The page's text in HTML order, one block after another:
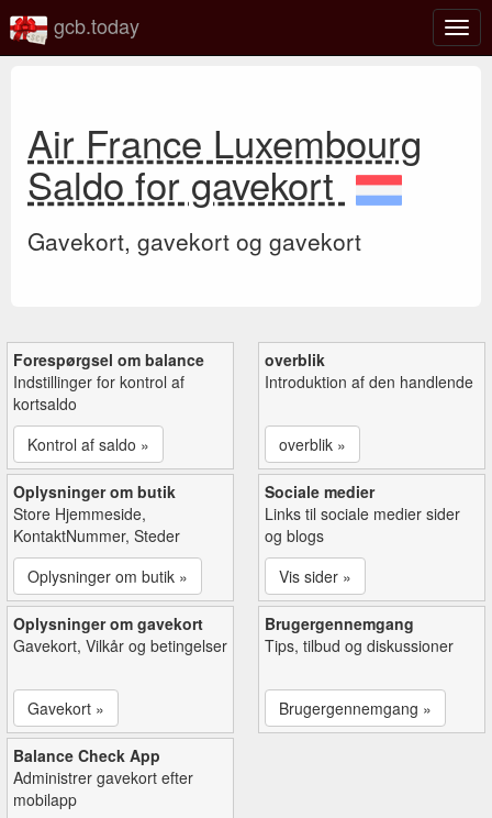
Slå
gcb.today
Air France Luxembourg
Saldo for gavekort
Gavekort, gavekort og gavekort
Forespørgsel om balance
Indstillinger for kontrol af
kortsaldo
Kontrol af saldo »
overblik
Introduktion af den handlende
overblik »
Oplysninger om butik
Store Hjemmeside,
KontaktNummer, Steder
Oplysninger om butik »
Sociale medier
Links til sociale medier sider
og blogs
Vis sider »
Oplysninger om gavekort
Gavekort, Vilkår og betingelser
Gavekort »
Brugergennemgang
Tips, tilbud og diskussioner
Brugergennemgang »
Balance Check App
Administrer gavekort efter
mobilapp